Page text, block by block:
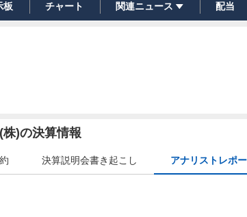
板 チャート 関連ニュース 配当
株)の決算情報
決算説明会書き起こし アナリストレポ